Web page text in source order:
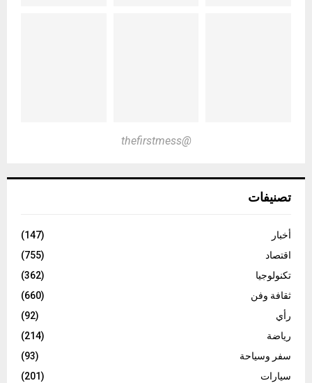
@thefirstmess
تصنيفات
أخبار
(147)
اقتصاد
(755)
تكنولوجيا
(362)
ثقافة وفن
(660)
رأي
(92)
رياضة
(214)
سفر وسياحة
(93)
سيارات
(201)